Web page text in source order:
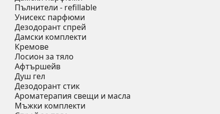
Пълнители - refillable
Унисекс парфюми
Дезодорант спрей
Дамски комплекти
Кремове
Лосион за тяло
Афтършейв
Душ гел
Дезодорант стик
Ароматерапия свещи и масла
Мъжки комплекти